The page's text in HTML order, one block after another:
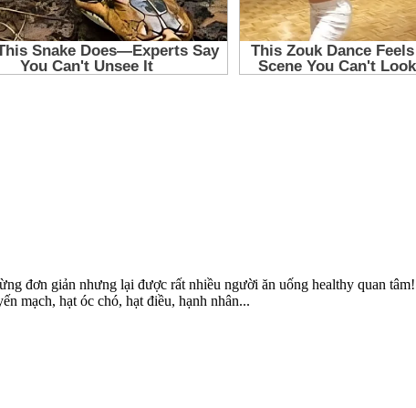
đơn giản nhưng lại được rất nhiều người ăn uống healthy quan
mạch, hạt óc chó, hạt điều, hạnh nhân...